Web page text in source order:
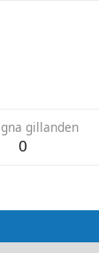
gillanden
0